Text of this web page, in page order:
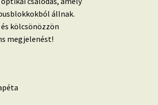
állnak.
kölcsönözzön
megjelenést!